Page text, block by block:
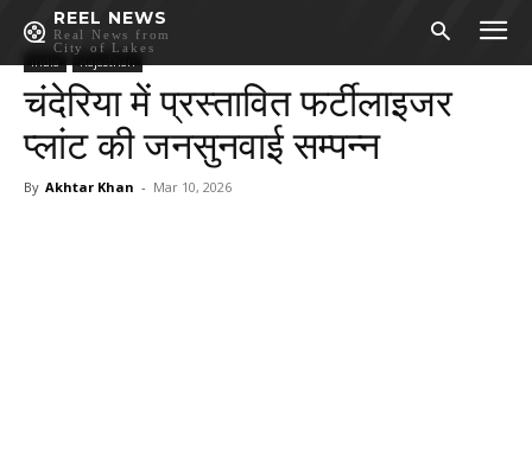
REEL NEWS
Real News from
City of Lakes
India Rajasthan
चंदेरिया में प्रस्तावित फर्टीलाइजर
प्लांट की जनसुनवाई सम्पन्न
By Akhtar Khan - Mar 10, 2026